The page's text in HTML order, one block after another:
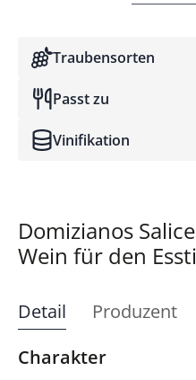
Traubensorten
Passt zu
Vinifikation
Domizianos
Wein für den
Detail Produzent
Charakter